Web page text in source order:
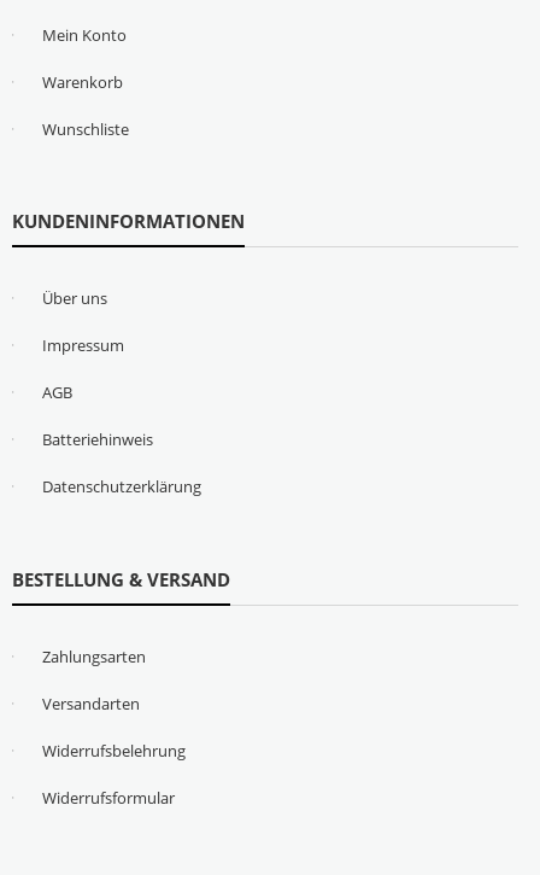
Mein Konto
Warenkorb
Wunschliste
KUNDENINFORMATIONEN
Über uns
Impressum
AGB
Batteriehinweis
Datenschutzerklärung
BESTELLUNG & VERSAND
Zahlungsarten
Versandarten
Widerrufsbelehrung
Widerrufsformular